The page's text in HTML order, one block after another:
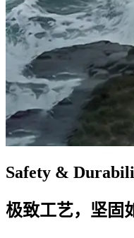
Safety &
极致工艺，坚固